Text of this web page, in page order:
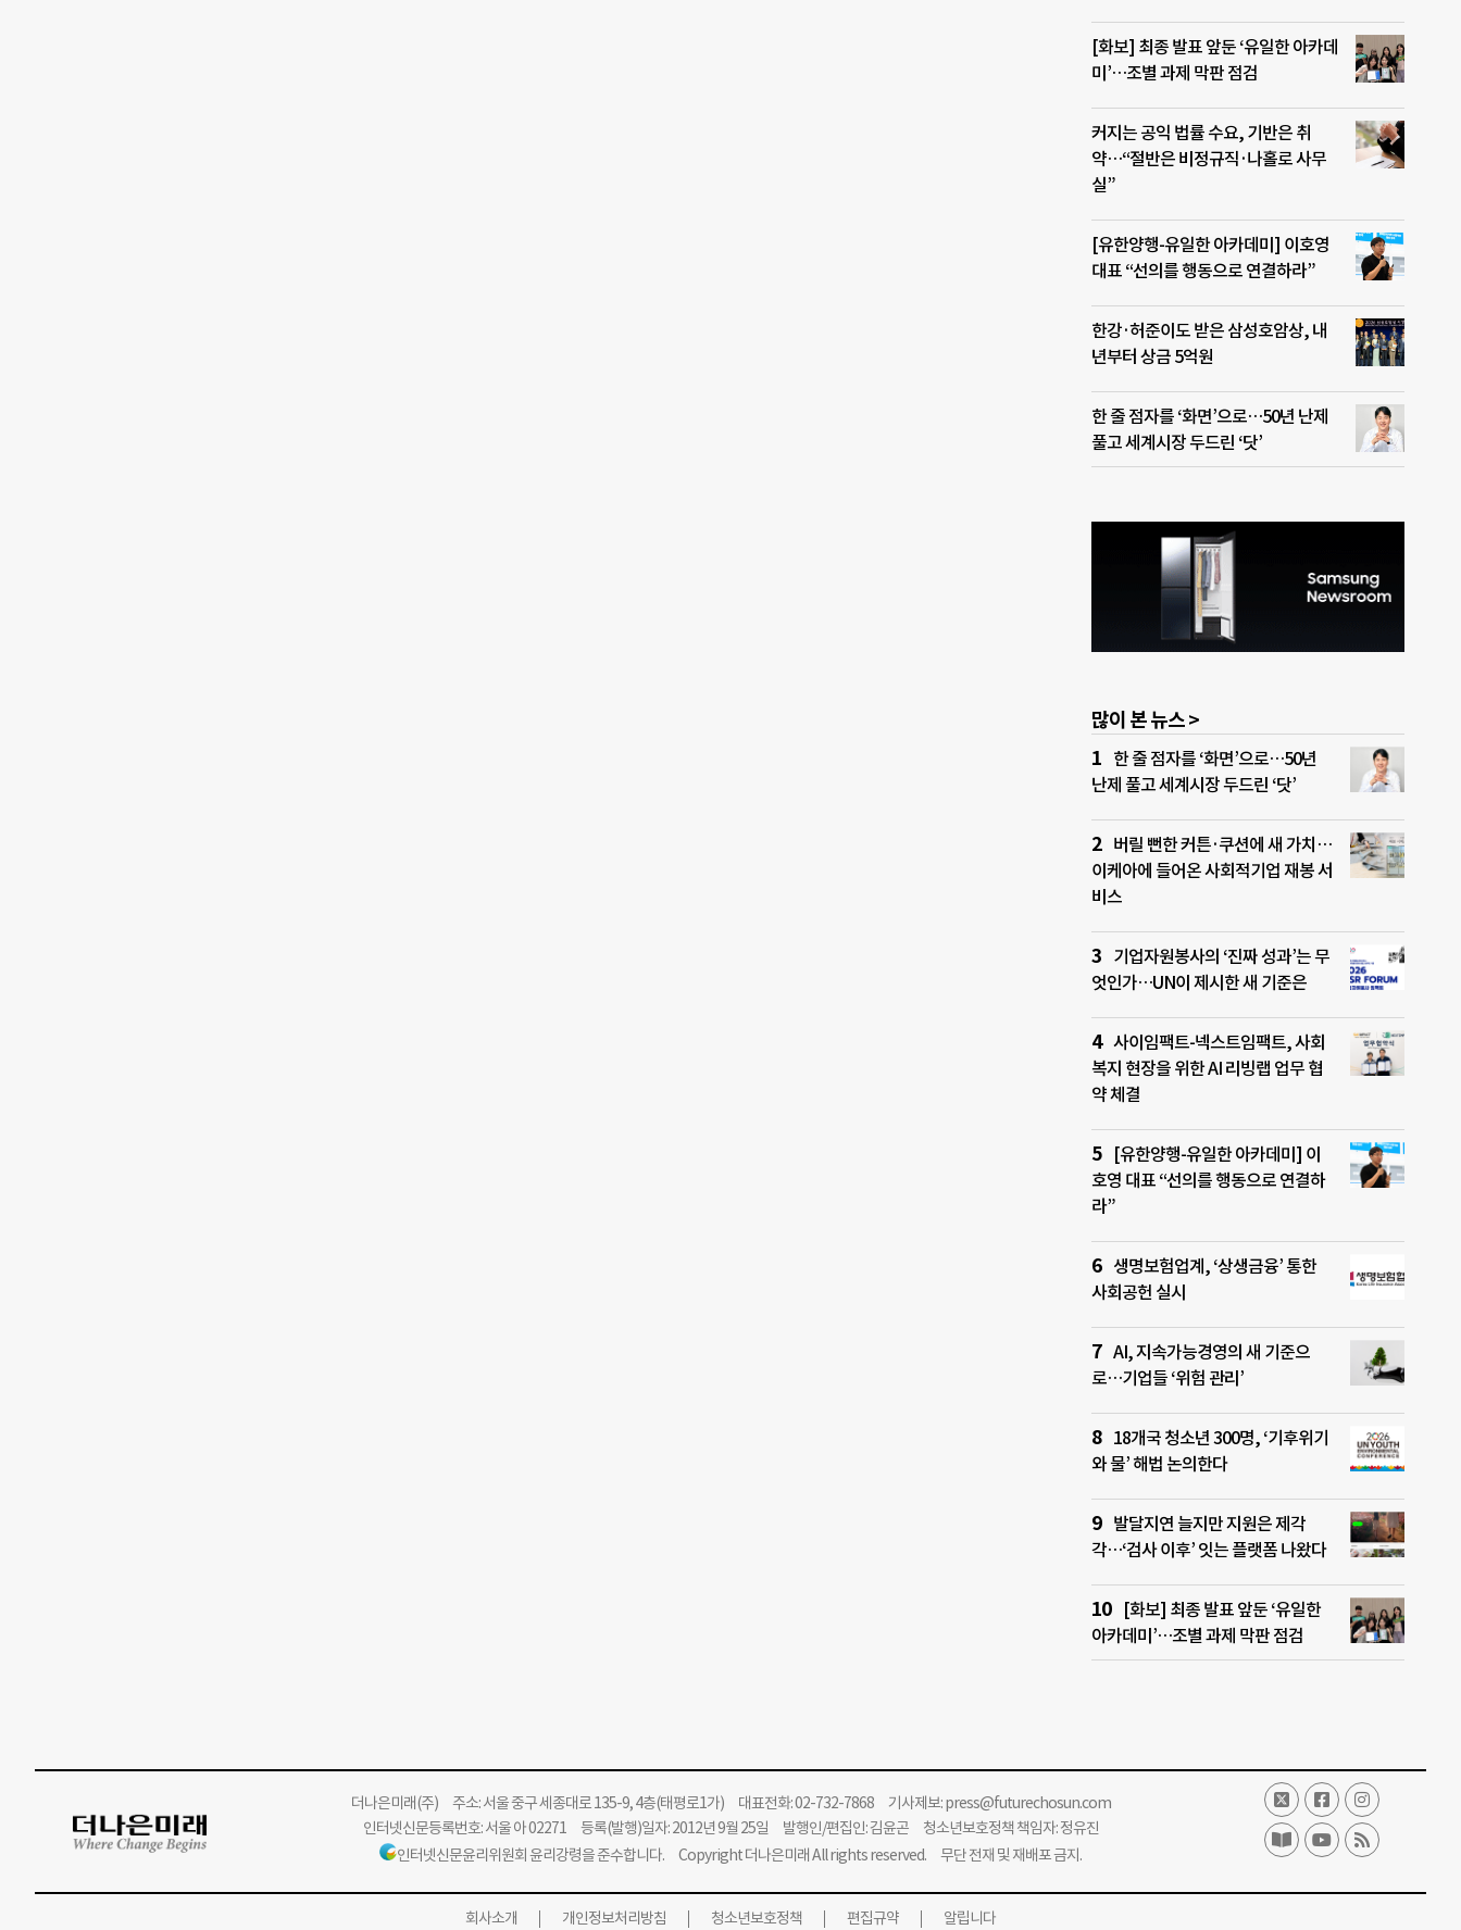
[화보] 최종 발표 앞둔 ‘유일한 아카데
미’…조별 과제 막판 점검
커지는 공익 법률 수요, 기반은 취
약…“절반은 비정규직·나홀로 사무
실”
[유한양행-유일한 아카데미] 이호영
대표 “선의를 행동으로 연결하라”
한강·허준이도 받은 삼성호암상, 내
년부터 상금 5억원
한 줄 점자를 ‘화면’으로…50년 난제
풀고 세계시장 두드린 ‘닷’
많이 본 뉴스 >
한 줄 점자를 ‘화면’으로…50년
난제 풀고 세계시장 두드린 ‘닷’
버릴 뻔한 커튼·쿠션에 새 가치…
이케아에 들어온 사회적기업 재봉 서
비스
기업자원봉사의 ‘진짜 성과’는 무
엇인가…UN이 제시한 새 기준은
사이임팩트-넥스트임팩트, 사회
복지 현장을 위한 AI 리빙랩 업무 협
약 체결
[유한양행-유일한 아카데미] 이
호영 대표 “선의를 행동으로 연결하
라”
생명보험업계, ‘상생금융’ 통한
사회공헌 실시
AI, 지속가능경영의 새 기준으
로…기업들 ‘위험 관리’
18개국 청소년 300명, ‘기후위기
와 물’ 해법 논의한다
발달지연 늘지만 지원은 제각
각…‘검사 이후’ 잇는 플랫폼 나왔다
[화보] 최종 발표 앞둔 ‘유일한
아카데미’…조별 과제 막판 점검
더나은미래(주)주소: 서울 중구 세종대로 135-9, 4층(태평로1가) 대표전화: 02-732-7868 기사제보:press@futurechosun.com
인터넷신문등록번호: 서울 아 02271 등록(발행)일자: 2012년 9월 25일 발행인/편집인: 김윤곤 청소년보호정책 책임자: 정유진
인터넷신문윤리위원회 윤리강령을 준수합니다. Copyright 더나은미래 All rights reserved. 무단 전재 및 재배포 금지.
회사소개 개인정보처리방침 청소년보호정책 편집규약 알립니다